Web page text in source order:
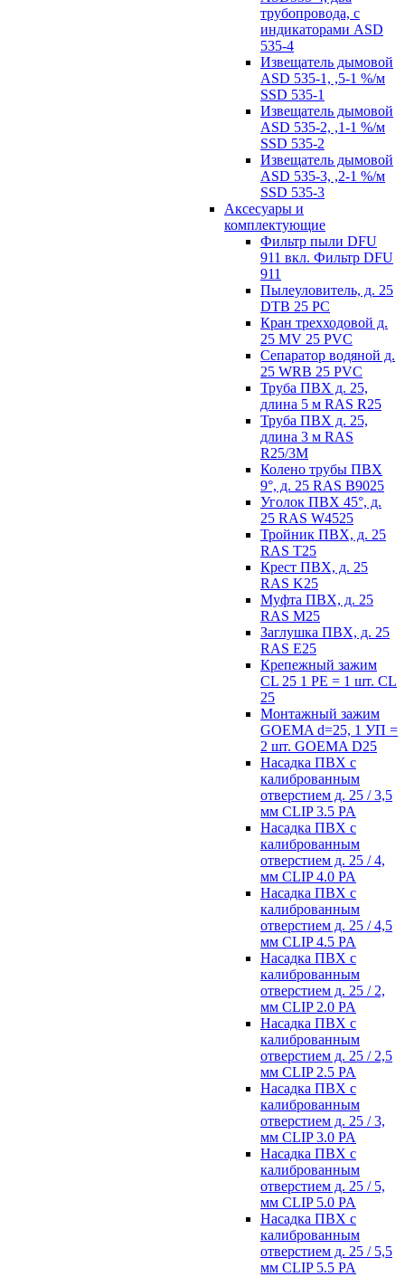
трубопровода, с
индикаторами ASD
535-4
Извещатель дымовой
ASD 535-1, ,5-1 %/м
SSD 535-1
Извещатель дымовой
ASD 535-2, ,1-1 %/м
SSD 535-2
Извещатель дымовой
ASD 535-3, ,2-1 %/м
SSD 535-3
Аксесуары и
комплектующие
Фильтр пыли DFU
911 вкл. Фильтр DFU
911
Пылеуловитель, д. 25
DTB 25 PC
Кран трехходовой д.
25 MV 25 PVC
Сепаратор водяной д.
25 WRB 25 PVC
Труба ПВХ д. 25,
длина 5 м RAS R25
Труба ПВХ д. 25,
длина 3 м RAS
R25/3M
Колено трубы ПВХ
9°, д. 25 RAS B9025
Уголок ПВХ 45°, д.
25 RAS W4525
Тройник ПВХ, д. 25
RAS T25
Крест ПВХ, д. 25
RAS K25
Муфта ПВХ, д. 25
RAS M25
Заглушка ПВХ, д. 25
RAS E25
Крепежный зажим
CL 25 1 PE = 1 шт. CL
25
Монтажный зажим
GOEMA d=25, 1 УП =
2 шт. GOEMA D25
Насадка ПВХ с
калиброванным
отверстием д. 25 / 3,5
мм CLIP 3.5 PA
Насадка ПВХ с
калиброванным
отверстием д. 25 / 4,
мм CLIP 4.0 PA
Насадка ПВХ с
калиброванным
отверстием д. 25 / 4,5
мм CLIP 4.5 PA
Насадка ПВХ с
калиброванным
отверстием д. 25 / 2,
мм CLIP 2.0 PA
Насадка ПВХ с
калиброванным
отверстием д. 25 / 2,5
мм CLIP 2.5 PA
Насадка ПВХ с
калиброванным
отверстием д. 25 / 3,
мм CLIP 3.0 PA
Насадка ПВХ с
калиброванным
отверстием д. 25 / 5,
мм CLIP 5.0 PA
Насадка ПВХ с
калиброванным
отверстием д. 25 / 5,5
мм CLIP 5.5 PA